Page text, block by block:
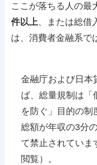
ここが落ちる人の最
件以上、または総借
は、消費者金融系で
金融庁および日本
ば、総量規制は「
を防ぐ」目的の制
総額が年収の3分
て禁止されていま
閲覧）。